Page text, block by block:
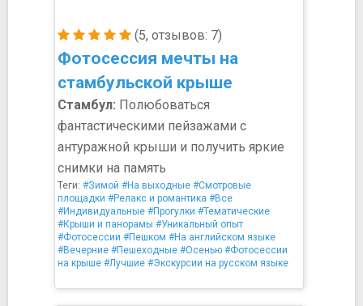
(5, отзывов: 7)
Фотосессия мечты на
стамбульской крыше
Стамбул: Полюбоваться
фантастическими пейзажами с
антуражной крыши и получить яркие
снимки на память
Теги: #Зимой #На выходные #Смотровые
площадки #Релакс и романтика #Все
#Индивидуальные #Прогулки #Тематические
#Крыши и панорамы #Уникальный опыт
#Фотосессии #Пешком #На английском языке
#Вечерние #Пешеходные #Осенью #Фотосессии
на крыше #Лучшие #Экскурсии на русском языке